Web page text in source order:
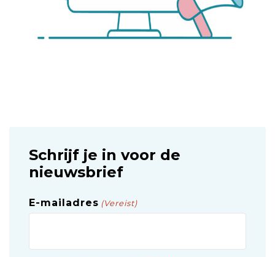
Schrijf je in voor de
nieuwsbrief
E-mailadres (Vereist)